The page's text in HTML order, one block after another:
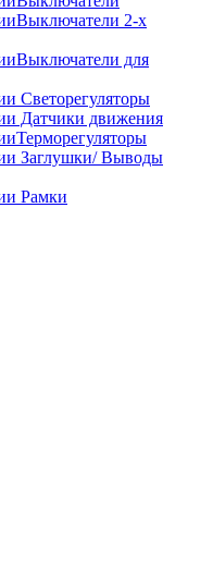
Выключатели 2-х
Выключатели для
Светорегуляторы
Датчики движения
Терморегуляторы
Заглушки/ Выводы
Рамки